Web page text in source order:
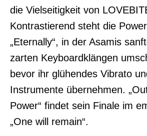
die Vielseitigkeit von
Kontrastierend steht die
„Eternally“, in der Asamis
zarten Keyboardklängen
bevor ihr glühendes Vibrato
Instrumente übernehmen.
Power“ findet sein Finale im
„One will remain“.